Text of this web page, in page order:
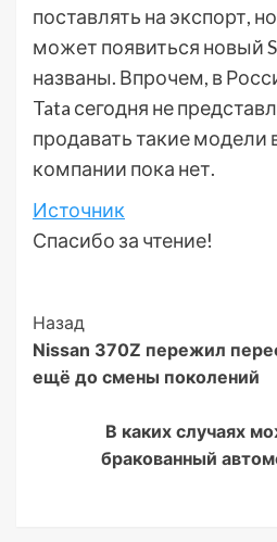
поставлять на экспорт,
может появиться новый
названы. Впрочем, в
Tata сегодня не
продавать такие модели
компании пока нет.
Источник
Спасибо за чтение!
Post
Navigation
Назад
Nissan 370Z пережил
ещё до смены поколений
В каких случаях
бракованный